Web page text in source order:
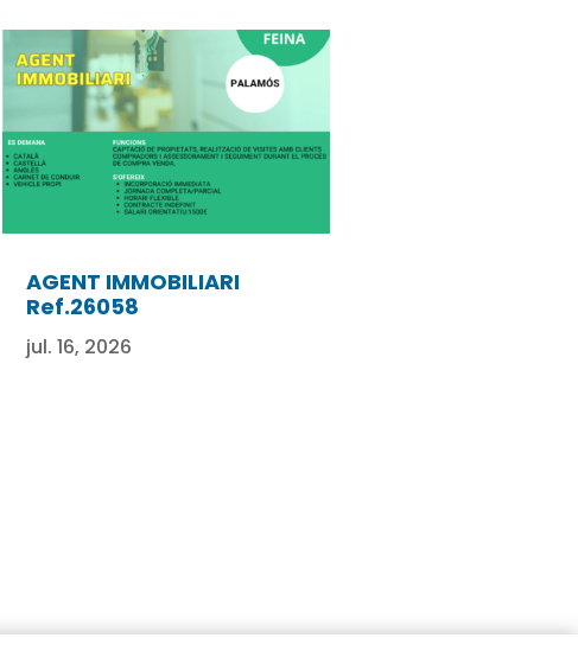
AGENT IMMOBILIARI
Ref.26058
jul. 16, 2026